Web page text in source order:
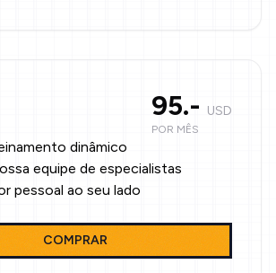
95.- USD
POR MÊS
dinâmico
equipe de especialistas
pessoal ao seu lado
COMPRAR